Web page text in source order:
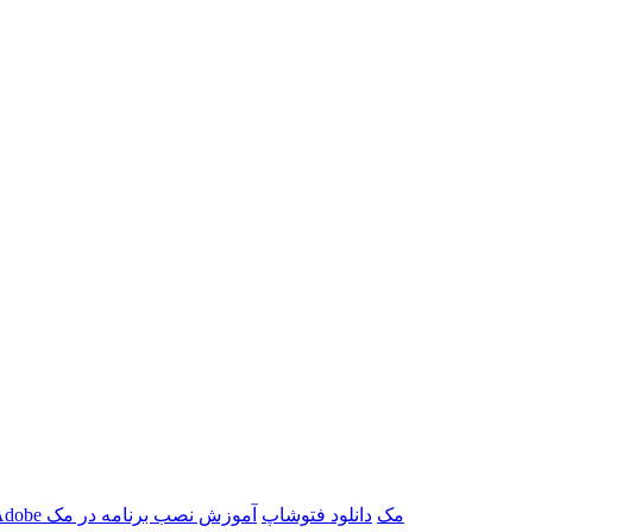
برنامه‌های Adobe مک دانلود فتوشاپ آموزش نصب برنامه در مک